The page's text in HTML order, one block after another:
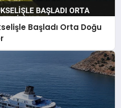
Başladı Orta Doğu